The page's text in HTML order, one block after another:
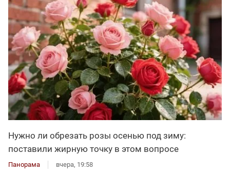
Нужно ли обрезать розы осенью под зиму:
поставили жирную точку в этом вопросе
Панорама вчера, 19:58